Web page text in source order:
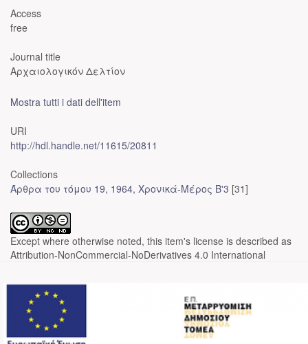
Access
free
Journal title
Αρχαιολογικόν Δελτίον
Mostra tutti i dati dell'item
URI
http://hdl.handle.net/11615/20811
Collections
Άρθρα του τόμου 19, 1964, Χρονικά-Μέρος Β'3 [31]
Except where otherwise noted, this item's license is described as
Attribution-NonCommercial-NoDerivatives 4.0 International